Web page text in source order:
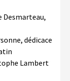
Desmarteau,
dédicace
Lambert